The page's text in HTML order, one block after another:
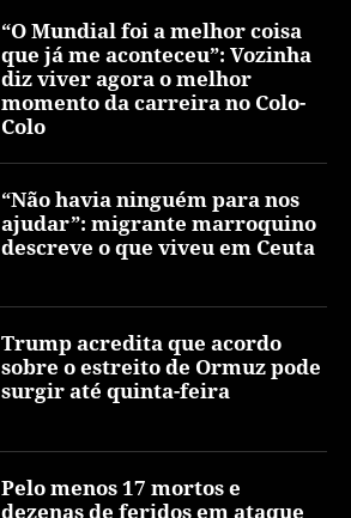
“O Mundial foi a melhor coisa
que já me aconteceu”: Vozinha
diz viver agora o melhor
momento da carreira no Colo-
Colo
“Não havia ninguém para nos
ajudar”: migrante marroquino
descreve o que viveu em Ceuta
Trump acredita que acordo
sobre o estreito de Ormuz pode
surgir até quinta-feira
Pelo menos 17 mortos e
dezenas de feridos em ataque